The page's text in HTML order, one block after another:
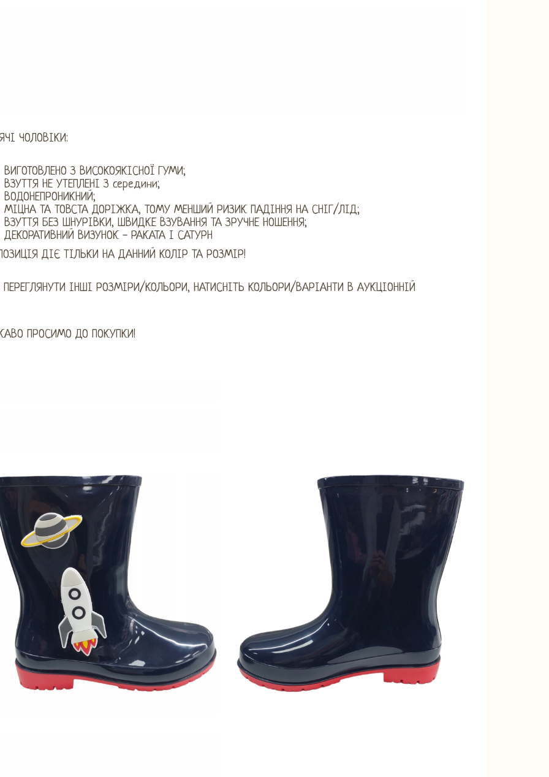
ЧОЛОВІКИ:
ВИГОТОВЛЕНО З ВИСОКОЯКІСНОЇ ГУМИ;
ВЗУТТЯ НЕ УТЕПЛЕНІ З середини;
ВОДОНЕПРОНИКНИЙ;
МІЦНА ТА ТОВСТА ДОРІЖКА, ТОМУ МЕНШИЙ РИЗИК ПАДІННЯ НА СНІГ/ЛІД;
ВЗУТТЯ БЕЗ ШНУРІВКИ, ШВИДКЕ ВЗУВАННЯ ТА ЗРУЧНЕ НОШЕННЯ;
ДЕКОРАТИВНИЙ ВИЗУНОК - РАКАТА І САТУРН
ДІЄ ТІЛЬКИ НА ДАННИЙ КОЛІР ТА РОЗМІР!
ІНШІ РОЗМІРИ/КОЛЬОРИ, НАТИСНІТЬ КОЛЬОРИ/ВАРІАНТИ В АУКЦІОННІЙ
ПРОСИМО ДО ПОКУПКИ!